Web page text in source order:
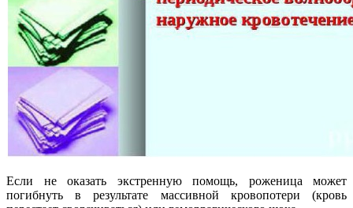
Если не оказать экстренную помощь, роженица может
погибнуть в результате массивной кровопотери (кровь